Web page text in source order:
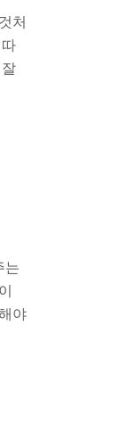
처
는
야